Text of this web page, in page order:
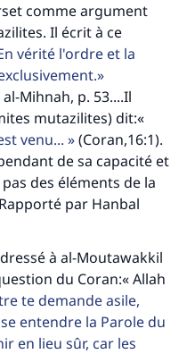
comme argument
Il écrit à ce
vérité l'ordre et la
Mihnah, p. 53....Il
mutazilites) dit:«
venu...
(Coran,16:1).
de sa capacité et
des éléments de la
par Hanbal
à al-Moutawakkil
du Coran:« Allah
te demande asile,
entendre la Parole du
en lieu sûr, car les